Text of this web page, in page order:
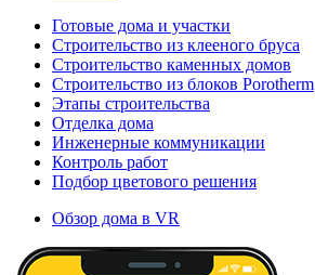
Готовые дома и участки
Строительство из клееного бруса
Строительство каменных домов
Строительство из блоков Porotherm
Этапы строительства
Отделка дома
Инженерные коммуникации
Контроль работ
Подбор цветового решения
Обзор дома в VR